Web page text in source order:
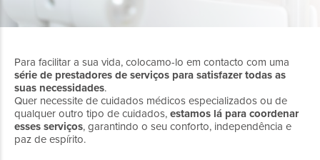
Para facilitar a sua vida, colocamo-lo em contacto com uma
série de prestadores de serviços para satisfazer todas as
suas necessidades.
Quer necessite de cuidados médicos especializados ou de
qualquer outro tipo de cuidados, estamos lá para coordenar
esses serviços, garantindo o seu conforto, independência e
paz de espírito.